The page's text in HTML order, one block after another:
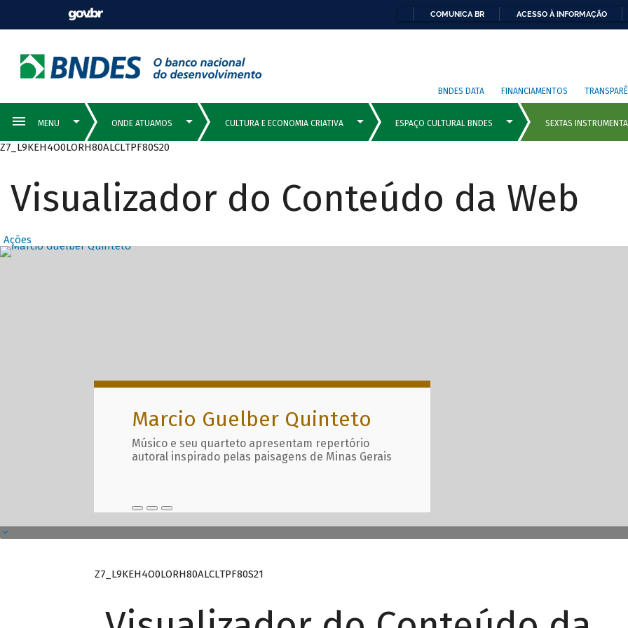
COMUNICA BR ACESSO À INFORMAÇÃO
BNDES DATA FINANCIAMENTOS
Z7_L9KEH4O0LORH80ALCLTPF80S20
Visualizador do Conteúdo da Web
Ações
Destaques Principais com
Marcio Guelber Quinteto
Músico e seu quarteto apresentam repertório
autoral inspirado pelas paisagens de Minas Gerais
Z7_L9KEH4O0LORH80ALCLTPF80S21